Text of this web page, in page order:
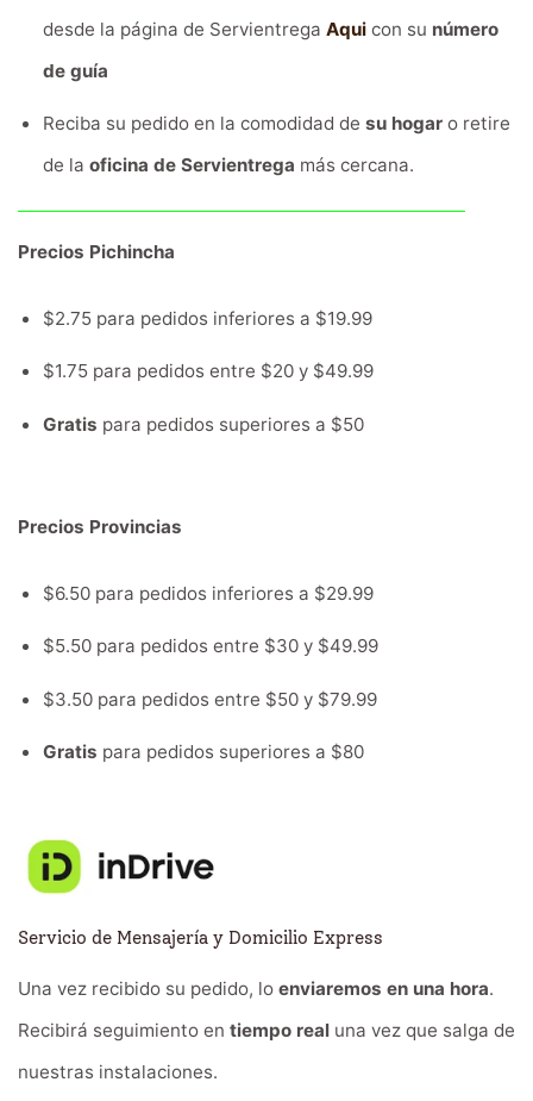
desde la página de Servientrega Aquicon su número
de guía
Reciba su pedido en la comodidad de su hogaro retire
de la oficina de Servientrega más cercana.
Precios Pichincha
$2.75 para pedidos inferiores a $19.99
$1.75 para pedidos entre $20 y $49.99
Gratis para pedidos superiores a $50
Precios Provincias
$6.50 para pedidos inferiores a $29.99
$5.50 para pedidos entre $30 y $49.99
$3.50 para pedidos entre $50 y $79.99
Gratis para pedidos superiores a $80
Servicio de Mensajería y Domicilio Express
Una vez recibido su pedido, lo enviaremos en una hora.
Recibirá seguimiento en tiempo real una vez que salga de
nuestras instalaciones.